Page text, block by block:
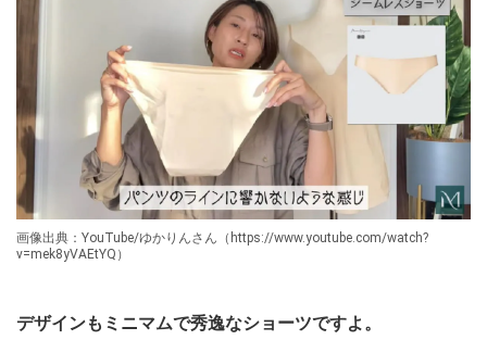
画像出典：YouTube/ゆかりんさん（https://www.youtube.com/watch?
v=mek8yVAEtYQ）
デザインもミニマムで秀逸なショーツですよ。